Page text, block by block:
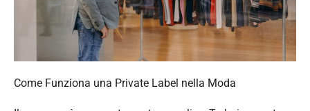
Come Funziona una Private Label nella Moda